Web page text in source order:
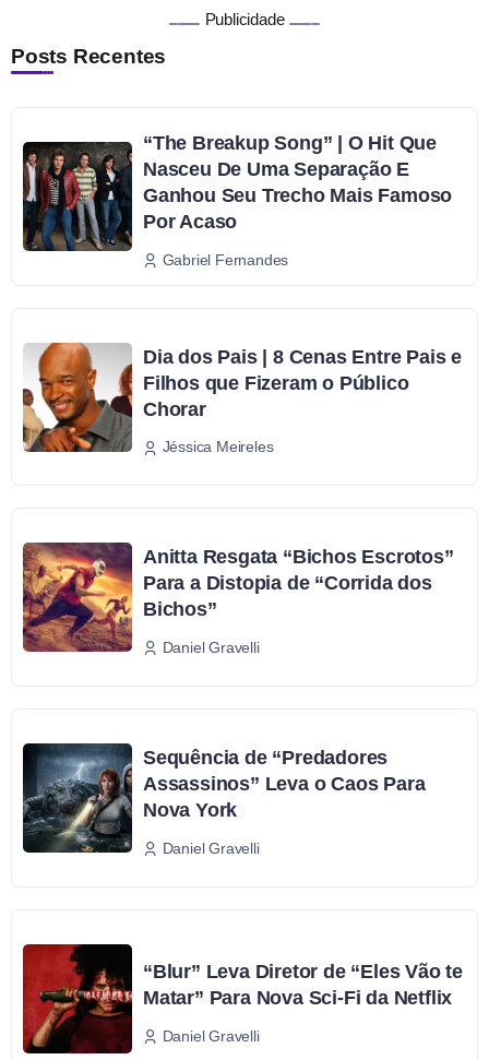
Publicidade
Posts Recentes
“The Breakup Song” | O Hit Que
Nasceu De Uma Separação E
Ganhou Seu Trecho Mais Famoso
Por Acaso
Gabriel Fernandes
Dia dos Pais | 8 Cenas Entre Pais e
Filhos que Fizeram o Público
Chorar
Jéssica Meireles
Anitta Resgata “Bichos Escrotos”
Para a Distopia de “Corrida dos
Bichos”
Daniel Gravelli
Sequência de “Predadores
Assassinos” Leva o Caos Para
Nova York
Daniel Gravelli
“Blur” Leva Diretor de “Eles Vão te
Matar” Para Nova Sci-Fi da Netflix
Daniel Gravelli